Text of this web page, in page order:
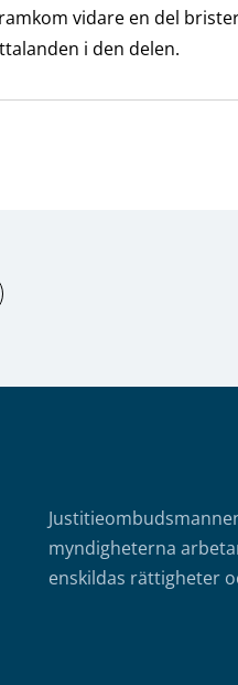
vidare en del
i den delen.
myndigheterna
enskildas rättigheter